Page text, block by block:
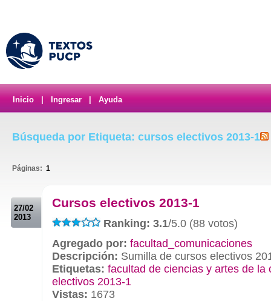
Inicio Ingresar Ayuda
Búsqueda por Etiqueta: cursos electivos 2013-1
Páginas: 1
27/02
2013
Cursos electivos 2013-1
Ranking: 3.1/5.0 (88 votos)
Agregado por: facultad_comunicaciones
Descripción: Sumilla de cursos electivos
Etiquetas: facultad de ciencias y artes de la
electivos 2013-1
Vistas: 1673